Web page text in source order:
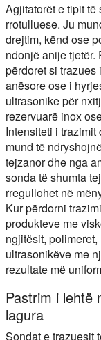
Agjitatorët e tipit
rrotulluese. Ju
drejtim, kënd ose
ndonjë anije tjetër.
përdoret si
anësore ose i
ultrasonike për
rezervuarë inox
Intensiteti i
mund të
tejzanor dhe nga
sonda të shumta
rregullohet në
Kur përdorni
produkteve me
ngjitësit,
ultrasonikëve me
rezultate më
Pastrim i lehtë
lagura
Sondat e trazuesit